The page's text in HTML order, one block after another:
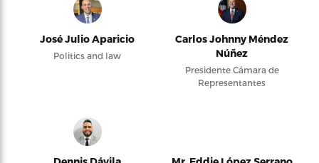
José Julio Aparicio
Politics and law
Carlos Johnny Méndez
Núñez
Presidente Cámara de
Representantes